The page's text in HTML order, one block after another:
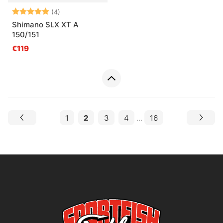
Note: (4)
Shimano SLX XT A
150/151
€119
1 2 3 4 ... 16